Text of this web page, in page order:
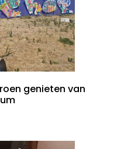
genieten van